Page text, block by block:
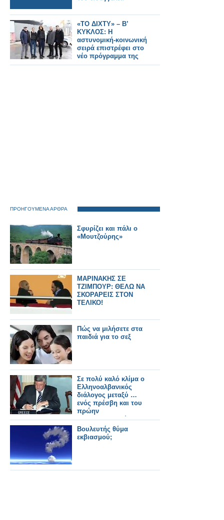
«ΤΟ ΔΙΧΤΥ» – Β’
ΚΥΚΛΟΣ: Η
αστυνομική-κοινωνική
σειρά επιστρέφει στο
νέο πρόγραμμα της
ΕΡΤ
ΠΡΟΗΓΟΥΜΕΝΑ ΑΡΘΡΑ
Σφυρίζει και πάλι ο
«Μουτζούρης»
ΜΑΡΙΝΑΚΗΣ ΣΕ
ΤΖΙΜΠΟΥΡ: ΘΕΛΩ ΝΑ
ΣΚΟΡΑΡΕΙΣ ΣΤΟΝ
ΤΕΛΙΚΟ!
Πώς να μιλήσετε στα
παιδιά για το σεξ
Σε πολύ καλό κλίμα ο
Ελληνοαλβανικός
διάλογος μεταξύ …
ενός πρέσβη και του
πρώην
πρωθυπουργού της
Αλβανίας
Βουλευτής θύμα
εκβιασμού;